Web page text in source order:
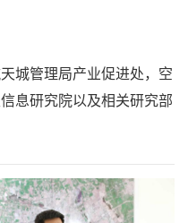
城管理局产业促进处，空
息研究院以及相关研究部